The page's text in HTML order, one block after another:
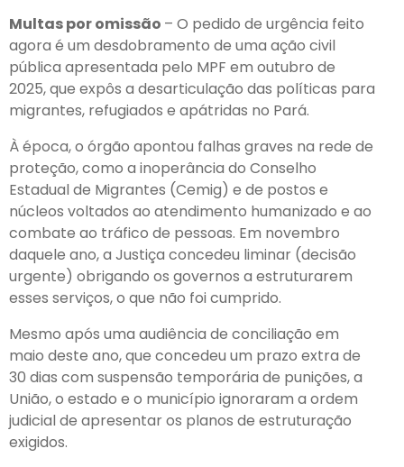
Multas por omissão – O pedido de urgência feito
agora é um desdobramento de uma ação civil
pública apresentada pelo MPF em outubro de
2025, que expôs a desarticulação das políticas para
migrantes, refugiados e apátridas no Pará.
À época, o órgão apontou falhas graves na rede de
proteção, como a inoperância do Conselho
Estadual de Migrantes (Cemig) e de postos e
núcleos voltados ao atendimento humanizado e ao
combate ao tráfico de pessoas. Em novembro
daquele ano, a Justiça concedeu liminar (decisão
urgente) obrigando os governos a estruturarem
esses serviços, o que não foi cumprido.
Mesmo após uma audiência de conciliação em
maio deste ano, que concedeu um prazo extra de
30 dias com suspensão temporária de punições, a
União, o estado e o município ignoraram a ordem
judicial de apresentar os planos de estruturação
exigidos.